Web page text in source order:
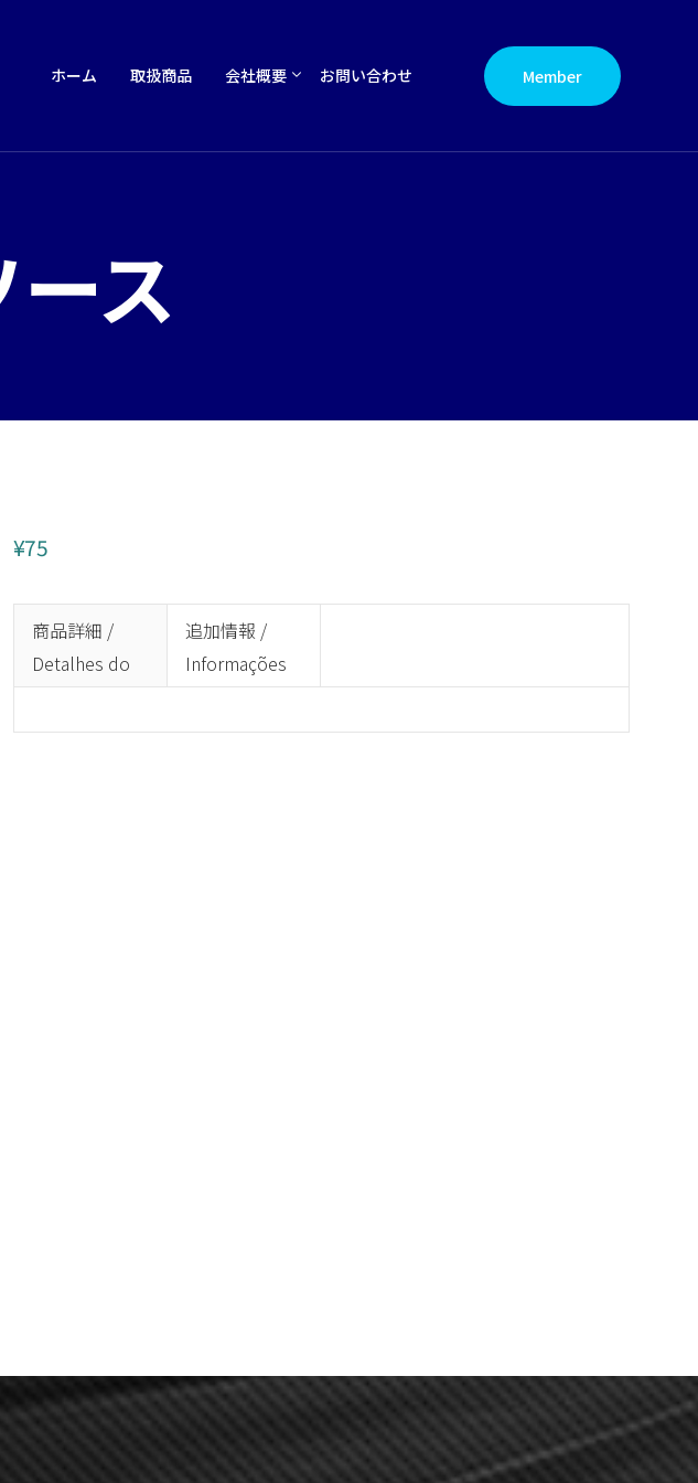
ホーム 取扱商品 会社概要 お問い合わせ Member
ス
¥75
商品詳細 /
Detalhes do
produto
追加情報 /
Informações
adicionais